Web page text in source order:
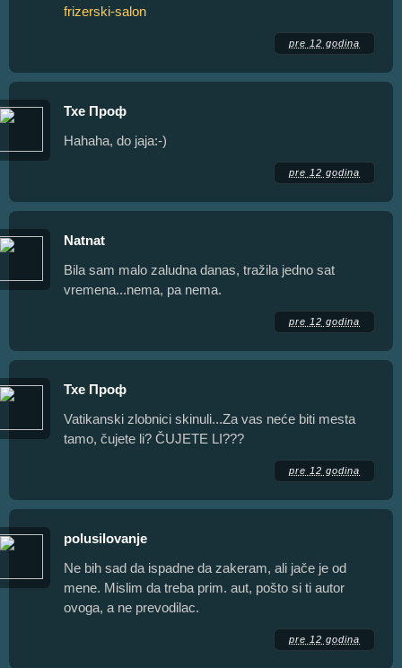
frizerski-salon
pre 12 godina
Тхе Проф
Hahaha, do jaja:-)
pre 12 godina
Natnat
Bila sam malo zaludna danas, tražila jedno sat
vremena...nema, pa nema.
pre 12 godina
Тхе Проф
Vatikanski zlobnici skinuli...Za vas neće biti mesta
tamo, čujete li? ČUJETE LI???
pre 12 godina
polusilovanje
Ne bih sad da ispadne da zakeram, ali jače je od
mene. Mislim da treba prim. aut, pošto si ti autor
ovoga, a ne prevodilac.
pre 12 godina